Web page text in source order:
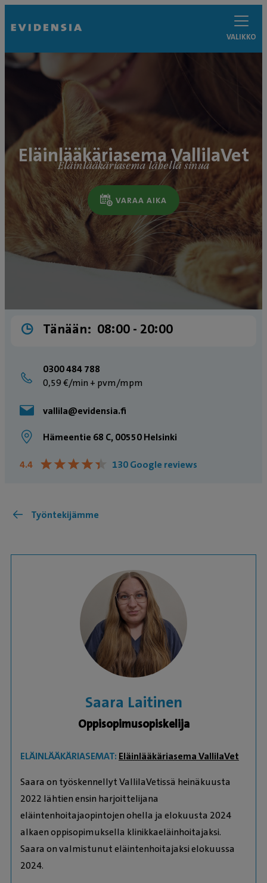
VALIKKO
Eläinlääkäriasema VallilaVet
Eläinlääkäriasema lähellä sinua
VARAA AIKA
Tänään: 08:00 ­- 20:00
0300 484 788
0,59 €/min + pvm/mpm
vallila@evidensia.fi
Hämeentie 68 C, 00550 Helsinki
4.4 ★★★★★
★★★★★ 130 Google reviews
Työntekijämme
Saara Laitinen
Oppisopimusopiskelija
ELÄINLÄÄKÄRIASEMAT: Eläinlääkäriasema VallilaVet
Saara on työskennellyt VallilaVetissä heinäkuusta
2022 lähtien ensin harjoittelijana
eläintenhoitajaopintojen ohella ja elokuusta 2024
alkaen oppisopimuksella klinikkaeläinhoitajaksi.
Saara on valmistunut eläintenhoitajaksi elokuussa
2024.